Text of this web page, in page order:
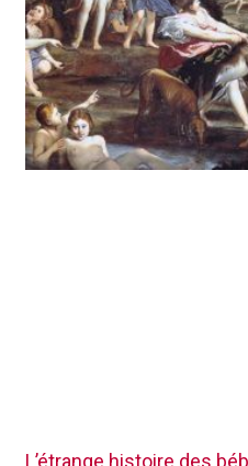
L’étrange histoire des